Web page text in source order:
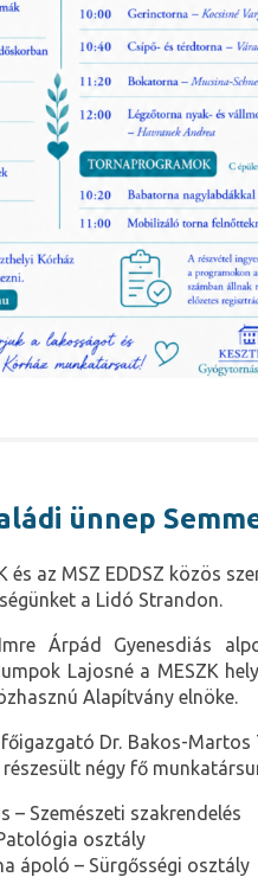
ünnep
és az MSZ EDDSZ közös
a Lidó Strandon.
Árpád Gyenesdiás
Lajosné a MESZK
Alapítvány elnöke.
Dr. Bakos-
négy fő
– Szemészeti szakrendelés
osztály
ápoló – Sürgősségi osztály